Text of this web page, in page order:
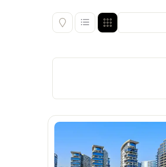
التي عليها عروض